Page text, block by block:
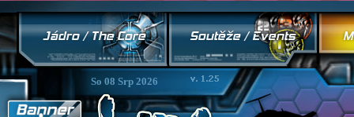
So 08 Srp 2026